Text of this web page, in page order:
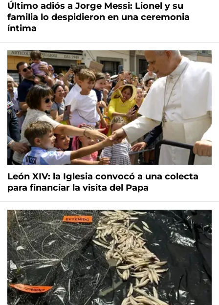
Último adiós a Jorge Messi: Lionel y su
familia lo despidieron en una ceremonia
íntima
León XIV: la Iglesia convocó a una colecta
para financiar la visita del Papa